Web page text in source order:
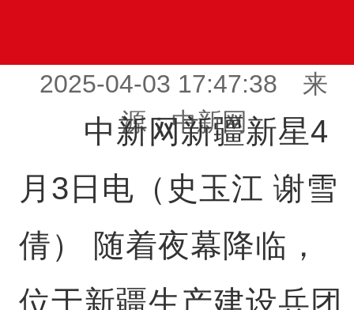
2025-04-03 17:47:38 来
源：中新网
中新网新疆新星4
月3日电（史玉江 谢雪
倩） 随着夜幕降临，
位于新疆生产建设兵团